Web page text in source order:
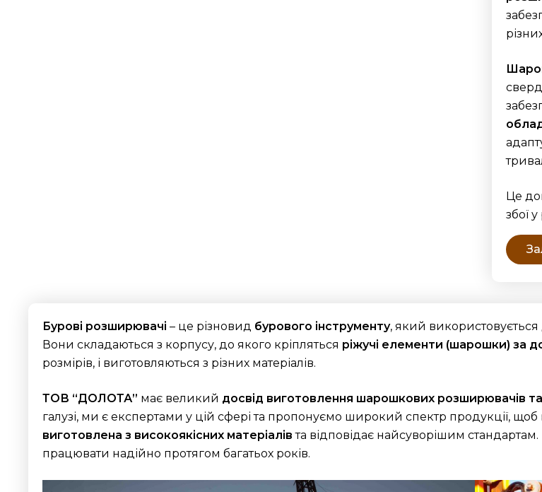
Це
збої
Бурові розширювачі – це різновид бурового інструменту, який
Вони складаються з корпусу, до якого кріпляться ріжучі елементи (шарошки) за
розмірів, і виготовляються з різних матеріалів.
ТОВ “ДОЛОТА” має великий досвід виготовлення шарошкових розширювачів та
галузі, ми є експертами у цій сфері та пропонуємо широкий спектр продукції,
виготовлена з високоякісних матеріалів та відповідає найсуворішим
працювати надійно протягом багатьох років.